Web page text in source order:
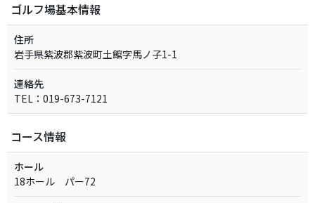
ゴルフ場基本情報
住所
岩手県紫波郡紫波町土館字馬ノ子1-1
連絡先
TEL：019-673-7121
コース情報
ホール
18ホール パー72